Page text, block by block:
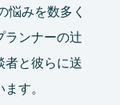
悩みを数多く
ランナーの辻
者と彼らに送
す。